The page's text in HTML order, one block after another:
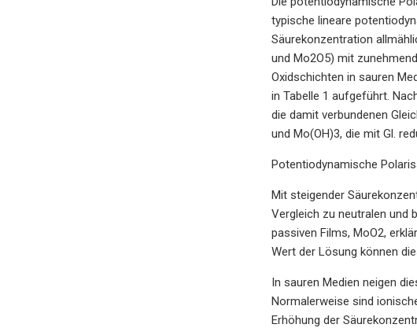
typische lineare
Säurekonzentration
und Mo2O5) mit
Oxidschichten in sauren
in Tabelle 1 aufgeführt.
die damit verbundenen
und Mo(OH)3, die mit Gl.
Potentiodynamische
Mit steigender
Vergleich zu neutralen und
passiven Films, MoO2,
Wert der Lösung können
In sauren Medien neigen
Normalerweise sind
Erhöhung der